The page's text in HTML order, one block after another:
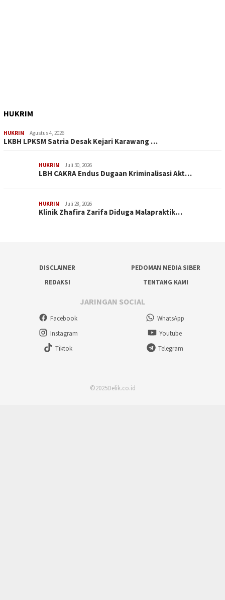
HUKRIM
HUKRIM Agustus 4, 2026
LKBH LPKSM Satria Desak Kejari Karawang …
HUKRIM Juli 30, 2026
LBH CAKRA Endus Dugaan Kriminalisasi Akt…
HUKRIM Juli 28, 2026
Klinik Zhafira Zarifa Diduga Malapraktik…
DISCLAIMER
PEDOMAN MEDIA SIBER
REDAKSI
TENTANG KAMI
JARINGAN SOCIAL
Facebook
WhatsApp
Instagram
Youtube
Tiktok
Telegram
©2025Delik.co.id